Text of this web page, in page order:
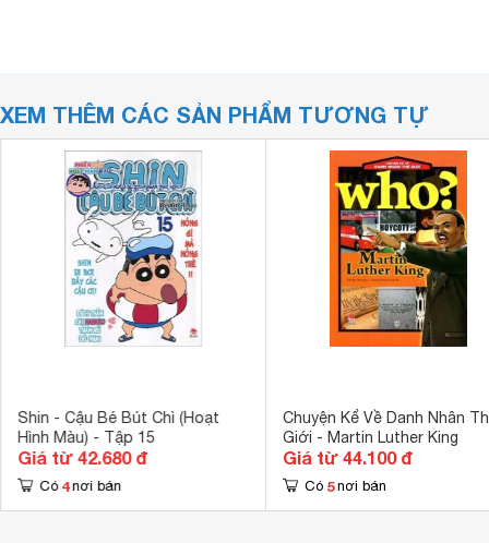
XEM THÊM CÁC SẢN PHẨM TƯƠNG TỰ
Shin - Cậu Bé Bút Chì (Hoạt
Hình Màu) - Tập 15
Giá từ 42.680 đ
Có 4 nơi bán
Chuyện Kể Về Danh Nhân
Giới - Martin Luther King
Giá từ 44.100 đ
Có 5 nơi bán